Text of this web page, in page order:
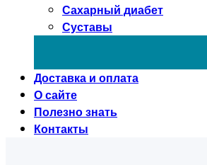
Сахарный диабет
Суставы
Доставка и оплата
О сайте
Полезно знать
Контакты